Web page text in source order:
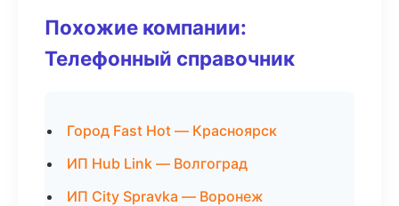
Похожие компании:
Телефонный справочник
Город Fast Hot — Красноярск
ИП Hub Link — Волгоград
ИП City Spravka — Воронеж